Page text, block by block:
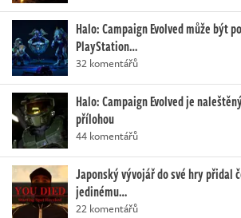
Halo: Campaign Evolved může být
PlayStation…
32 komentářů
Halo: Campaign Evolved je
přílohou
44 komentářů
Japonský vývojář do své hry přidal
jedinému…
22 komentářů